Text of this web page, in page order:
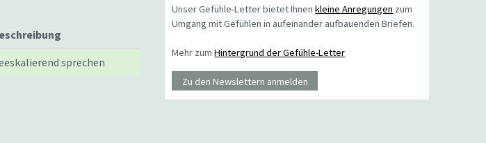
sprechen
Unser Gefühle-Letter bietet Ihnenkleine Anregungen zum
Umgang mit Gefühlen in aufeinander aufbauenden Briefen.
Mehr zumHintergrund der Gefühle-Letter
Zu den Newslettern anmelden